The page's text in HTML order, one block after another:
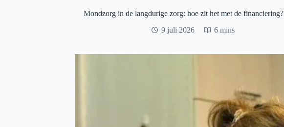
Mondzorg in de langdurige zorg: hoe zit het met de financiering?
9 juli 2026
6 mins